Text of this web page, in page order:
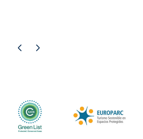
Pagina precedente
Pagina successiva